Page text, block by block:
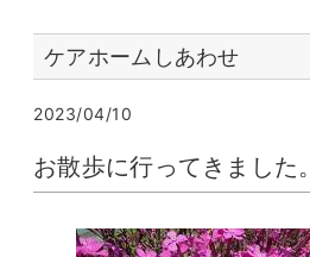
ケアホームしあわせ
2023/04/10
お散歩に行ってきました。